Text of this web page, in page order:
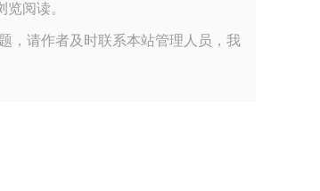
阅读。
，请作者及时联系本站管理人员，我